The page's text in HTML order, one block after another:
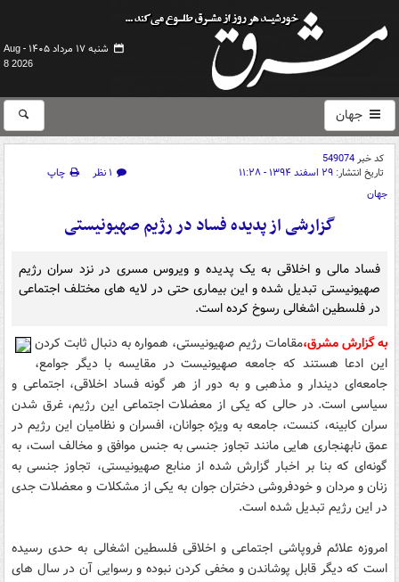
شنبه ۱۷ مرداد ۱۴۰۵ -
Aug
8 2026
جهان
کد خبر549074
تاریخ انتشار: ۲۹ اسفند ۱۳۹۴ - ۱۱:۲۸ ۱ نظر
چاپ
جهان
گزارشی از پدیده فساد در رژیم صهیونیستی
فساد مالی و اخلاقی به یک پدیده و ویروس مسری در نزد سران رژیم
صهیونیستی تبدیل شده و این بیماری حتی در لایه های مختلف اجتماعی
در فلسطین اشغالی رسوخ کرده است.
به گزارش مشرق،مقامات رژیم صهیونیستی، همواره به دنبال ثابت کردن
این ادعا هستند که جامعه صهیونیست در مقایسه با دیگر جوامع،
جامعه‌ای دیندار و مذهبی و به دور از هر گونه فساد اخلاقی، اجتماعی و
سیاسی است. در حالی که یکی از معضلات اجتماعی این رژیم، غرق شدن
سران کابینه، کنست، جامعه به ویژه جوانان، افسران و نظامیان این رژیم در
عمق نابهنجاری ‌هایی مانند تجاوز جنسی به جنس موافق و مخالف است، به
گونه‌ای که بنا بر اخبار گزارش شده از منابع صهیونیستی، تجاوز جنسی به
زنان و مردان و خودفروشی دختران جوان به یکی از مشکلات و معضلات جدی
در این رژیم تبدیل شده است.
امروزه علائم فروپاشی اجتماعی و اخلاقی فلسطین اشغالی به حدی رسیده
است که دیگر قابل پوشاندن و مخفی کردن نبوده و رسوایی آن در سال های